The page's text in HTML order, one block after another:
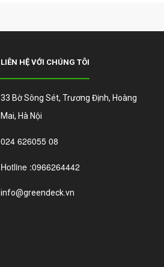
LIÊN HỆ VỚI CHÚNG TÔI
33 Bờ Sông Sét, Trương Định, Hoàng
Mai, Hà Nội
024 626055 08
Hotline :0966264442
info@greendeck.vn